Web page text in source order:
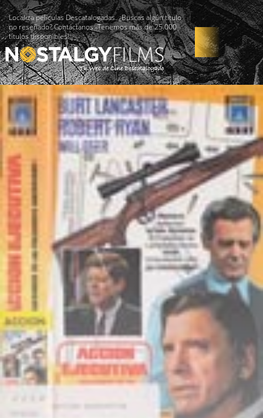
Localiza películas Descatalogadas. ¿Buscas algún título
no reseñado? Contáctanos -Tenemos más de 25.000
títulos disponibles!